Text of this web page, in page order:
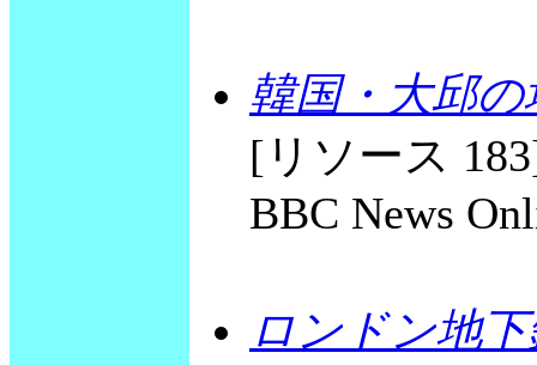
韓国・大邱
[リソース
BBC News
ロンドン地